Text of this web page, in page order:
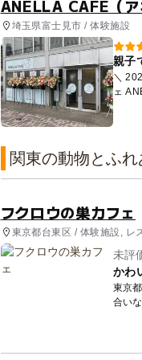
ANELLA CAFE（ア
埼玉県富士見市 / 体験施設
親子
＼
ェ
犬と
関東の動物とふ
フクロウの巣カフェ
東京都台東区 / 体験施設, レ
未評
かわ
東京
合い